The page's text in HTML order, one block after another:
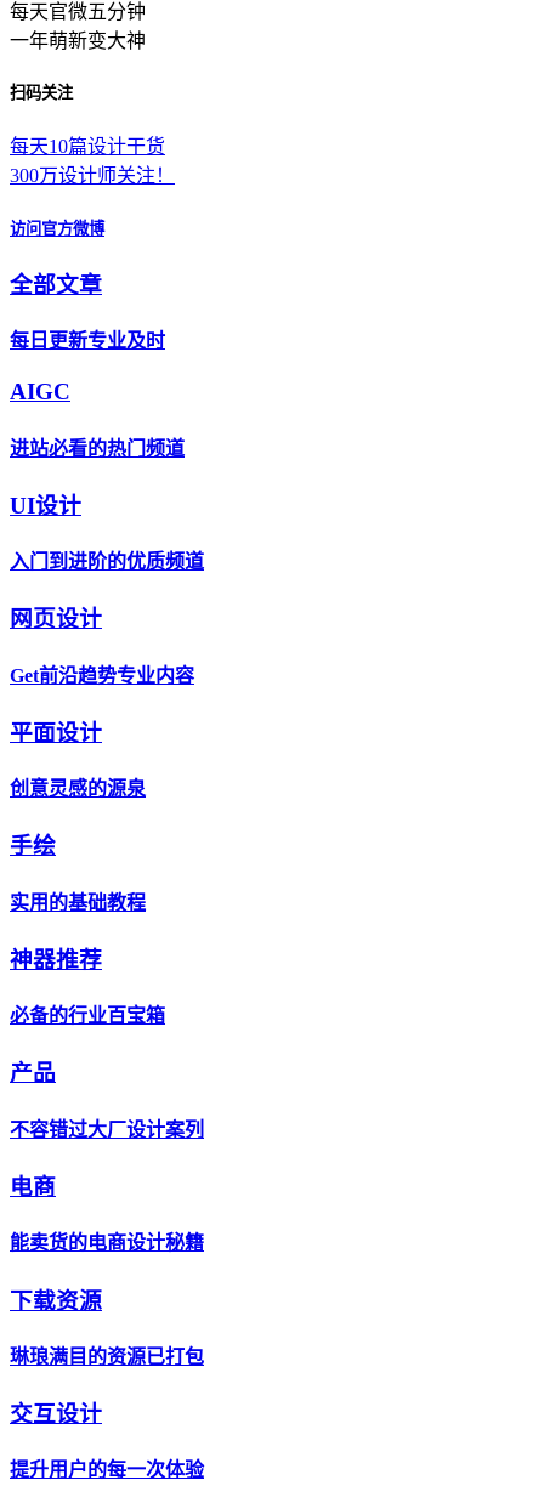
每天官微五分钟
一年萌新变大神
扫码关注
每天10篇设计干货
300万设计师关注！
访问官方微博
全部文章
每日更新专业及时
AIGC
进站必看的热门频道
UI设计
入门到进阶的优质频道
网页设计
Get前沿趋势专业内容
平面设计
创意灵感的源泉
手绘
实用的基础教程
神器推荐
必备的行业百宝箱
产品
不容错过大厂设计案列
电商
能卖货的电商设计秘籍
下载资源
琳琅满目的资源已打包
交互设计
提升用户的每一次体验